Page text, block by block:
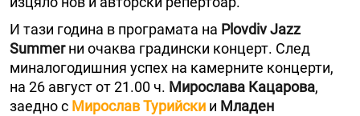
И тази година в програмата на Plovdiv Jazz
Summerни очаква градински концерт. След
миналогодишния успех на камерните концерти,
на 26 август от 21.00 ч. Мирослава Кацарова,
заедно с Мирослав Турийски и Младен